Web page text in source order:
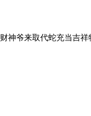
神爷来取代蛇充当吉